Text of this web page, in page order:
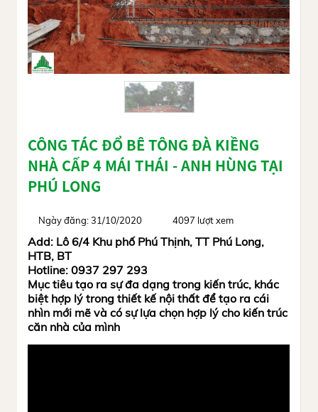
CÔNG TÁC ĐỔ BÊ TÔNG ĐÀ KIỀNG
NHÀ CẤP 4 MÁI THÁI - ANH HÙNG TẠI
PHÚ LONG
Ngày đăng: 31/10/2020 4097 lượt xem
Add: Lô 6/4 Khu phố Phú Thịnh, TT Phú Long,
HTB, BT
Hotline: 0937 297 293
Mục tiêu tạo ra sự đa dạng trong kiến trúc, khác
biệt hợp lý trong thiết kế nội thất để tạo ra cái
nhìn mới mẽ và có sự lựa chọn hợp lý cho kiến trúc
căn nhà của mình